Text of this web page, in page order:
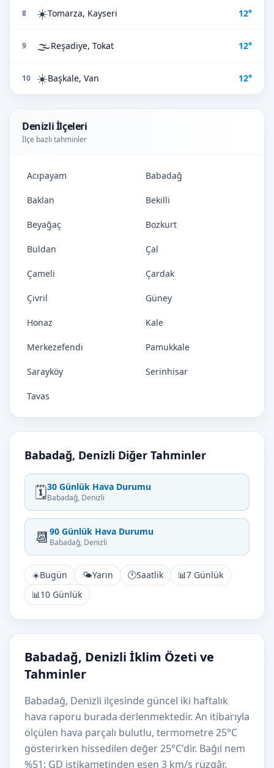
8 ☀️Tomarza, Kayseri 12°
9 🌫️Reşadiye, Tokat 12°
10 ☀️Başkale, Van 12°
Denizli İlçeleri
İlçe bazlı tahminler
Acıpayam Babadağ
Baklan Bekilli
Beyağaç Bozkurt
Buldan Çal
Çameli Çardak
Çivril Güney
Honaz Kale
Merkezefendi Pamukkale
Sarayköy Serinhisar
Tavas
Babadağ, Denizli Diğer Tahminler
🗓️30 Günlük Hava Durumu
Babadağ, Denizli
📆 90 Günlük Hava Durumu
Babadağ, Denizli
☀️Bugün 🌤️Yarın 🕐Saatlik 📊7 Günlük
📊10 Günlük
Babadağ, Denizli İklim Özeti ve
Tahminler
Babadağ, Denizli ilçesinde güncel iki haftalık
hava raporu burada derlenmektedir. An itibarıyla
ölçülen hava parçalı bulutlu, termometre 25°C
gösterirken hissedilen değer 25°C'dir. Bağıl nem
%51; GD istikametinden esen 3 km/s rüzgâr,